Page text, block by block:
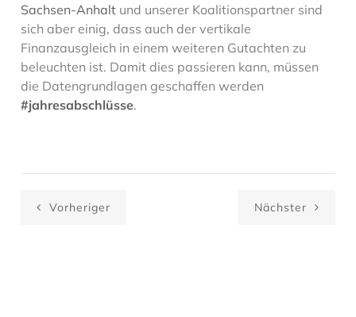
Sachsen-Anhalt und unserer Koalitionspartner sind
sich aber einig, dass auch der vertikale
Finanzausgleich in einem weiteren Gutachten zu
beleuchten ist. Damit dies passieren kann, müssen
die Datengrundlagen geschaffen werden
#jahresabschlüsse.
Vorheriger Nächster